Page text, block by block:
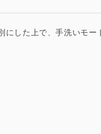
した上で、手洗いモー